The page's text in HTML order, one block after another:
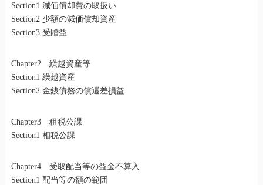
Section1 減価償却費の取扱い
Section2 少額の減価償却資産
Section3 受贈益
Chapter2 繰越資産等
Section1 繰越資産
Section2 金銭債務の償還差損益
Chapter3 租税公課
Section1 相税公課
Chapter4 受取配当等の益金不算入
Section1 配当等の額の範囲